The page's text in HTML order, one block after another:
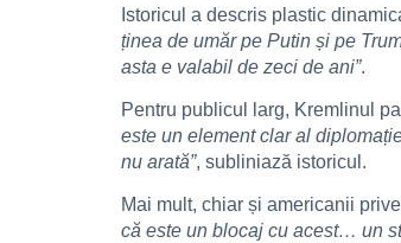
Istoricul a descris plastic
ținea de umăr pe Putin și pe
asta e valabil de zeci de ani”.
Pentru publicul larg, Kremlinul
este un element clar al
nu arată”, subliniază istoricul.
Mai mult, chiar și americanii
că este un blocaj cu acest… un